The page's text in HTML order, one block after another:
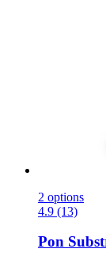
2 options
4.9 (13)
Pon